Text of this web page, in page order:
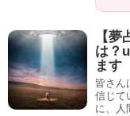
【
は？
ます
皆さん
信じて
に、人